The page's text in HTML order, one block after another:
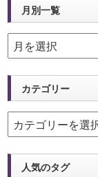
月別一覧
カテゴリー
人気のタグ